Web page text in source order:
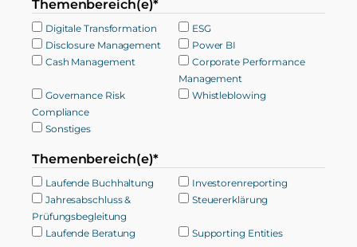
Themenbereich(e)*
Digitale Transformation
ESG
Disclosure Management
Power BI
Cash Management
Corporate Performance
Management
Governance Risk
Compliance
Whistleblowing
Sonstiges
Themenbereich(e)*
Laufende Buchhaltung
Investorenreporting
Jahresabschluss &
Prüfungsbegleitung
Steuererklärung
Laufende Beratung Supporting Entities